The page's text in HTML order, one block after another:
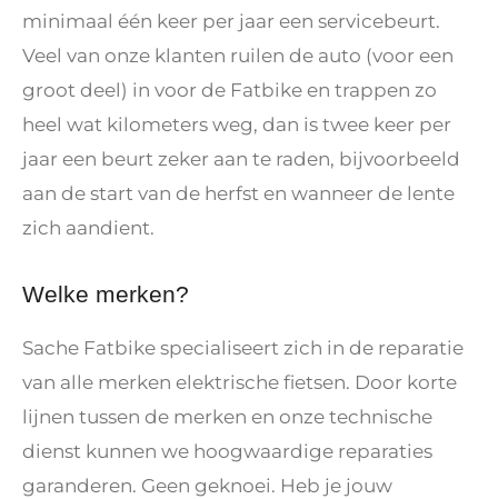
minimaal één keer per jaar een servicebeurt.
Veel van onze klanten ruilen de auto (voor een
groot deel) in voor de Fatbike en trappen zo
heel wat kilometers weg, dan is twee keer per
jaar een beurt zeker aan te raden, bijvoorbeeld
aan de start van de herfst en wanneer de lente
zich aandient.
Welke merken?
Sache Fatbike specialiseert zich in de reparatie
van alle merken elektrische fietsen. Door korte
lijnen tussen de merken en onze technische
dienst kunnen we hoogwaardige reparaties
garanderen. Geen geknoei. Heb je jouw